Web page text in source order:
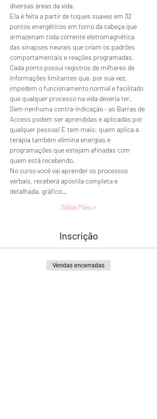
diversas áreas da vida.
Ela é feita a partir de toques suaves em 32
pontos energéticos em torno da cabeça que
armazenam toda corrente eletromagnética
das sinapses neurais que criam os padrões
comportamentais e reações programadas.
Cada ponto possui registros de milhares de
informações limitantes que, por sua vez,
impedem o funcionamento normal e facilitado
que qualquer processo na vida deveria ter.
Sem nenhuma contra-indicação - as Barras de
Access podem ser aprendidas e aplicadas por
qualquer pessoa! E tem mais: quem aplica a
terapia também elimina energias e
programações que estejam afinadas com
quem está recebendo.
No curso você vai aprender os processos
verbais, receberá apostila completa e
detalhada, gráfico…
Saiba Mais >
Inscrição
Vendas encerradas